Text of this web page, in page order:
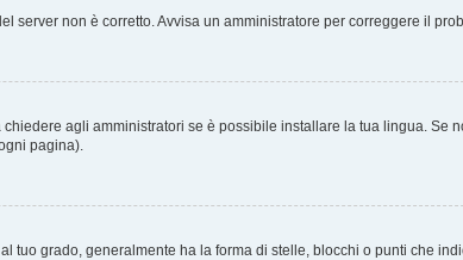
server non è corretto. Avvisa un amministratore per correggere il
agli amministratori se è possibile installare la tua lingua. Se
pagina).
tuo grado, generalmente ha la forma di stelle, blocchi o punti che